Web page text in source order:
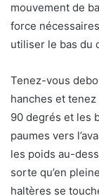
mouvement de
force
utiliser le bas du
Tenez-vous
hanches et
90 degrés et les
paumes vers
les poids au-
sorte qu’en
haltères se